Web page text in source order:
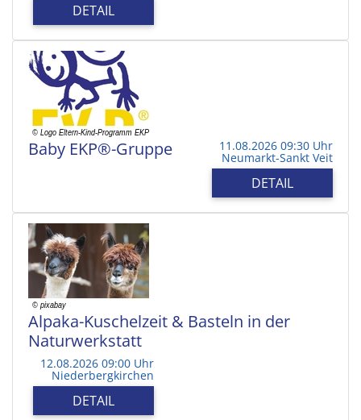
DETAIL
Baby EKP®-Gruppe 11.08.2026 09:30 Uhr
Neumarkt-Sankt Veit
DETAIL
Alpaka-Kuschelzeit & Basteln in der
Naturwerkstatt
12.08.2026 09:00 Uhr
Niederbergkirchen
DETAIL